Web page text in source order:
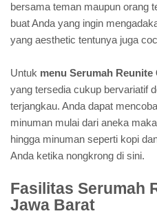
bersama teman maupun orang
buat Anda yang ingin
yang aesthetic tentunya juga
Untuk menu Serumah
yang tersedia cukup bervariatif
terjangkau. Anda dapat
minuman mulai dari aneka
hingga minuman seperti kopi
Anda ketika nongkrong di sini.
Fasilitas Serumah
Jawa Barat